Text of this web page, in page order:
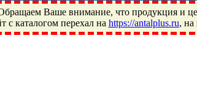
Ваше внимание, что продукция и
с каталогом перехал на https://antalplus.ru, на
Юбилейный, Щелково, Москва,
NXZ, ГПЗ, Neutral, WHX, ZWZ,